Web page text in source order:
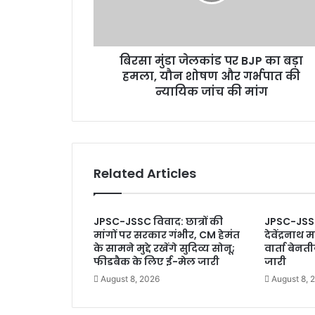
r
ड
P
ह
म
,
यौ
न
शो
ष
औ
बिरसा मुंडा जेलकांड पर BJP का बड़ा
हमला, यौन शोषण और गर्भपात की
न्यायिक जांच की मांग
Related Articles
JPSC-JSSC विवाद: छात्रों की
मांगों पर सरकार गंभीर, CM हेमंत
के सामने मुद्दे रखेंगे सुदिव्य सोनू;
फीडबैक के लिए ई-मेल जारी
August 8, 2026
JPSC-
देवेंद्रनाथ
वार्ता
जारी
August 8,